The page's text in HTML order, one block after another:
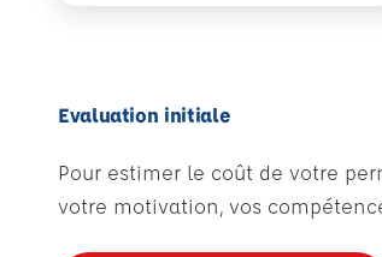
Evaluation initiale
Pour estimer le coût de votre
votre motivation, vos